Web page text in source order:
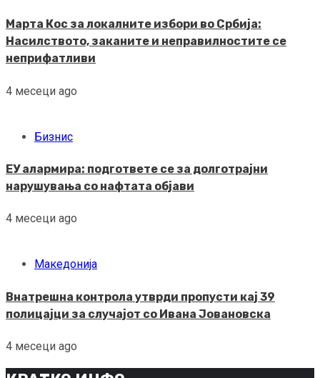
Марта Кос за локалните избори во Србија:
Насилството, заканите и неправилностите се
неприфатливи
4 месеци ago
Бизнис
ЕУ алармира: подгответе се за долготрајни
нарушувања со нафтата објави
4 месеци ago
Македонија
Внатрешна контрола утврди пропусти кај 39
полицајци за случајот со Ивана Јовановска
4 месеци ago